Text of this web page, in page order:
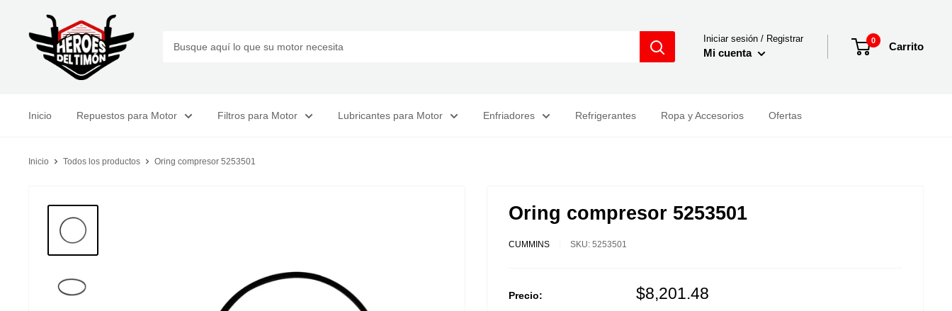
directamente
Tienda
Heroes
Iniciar sesión / Registrar
Mi cuenta
0 Carrito
Inicio Repuestos para Motor Filtros para Motor Lubricantes para Motor Enfriadores Refrigerantes Ropa y Accesorios Ofertas
Inicio Todos los productos Oring compresor 5253501
Oring compresor 5253501
CUMMINS SKU: 5253501
Precio:
Precio
$8,201.48